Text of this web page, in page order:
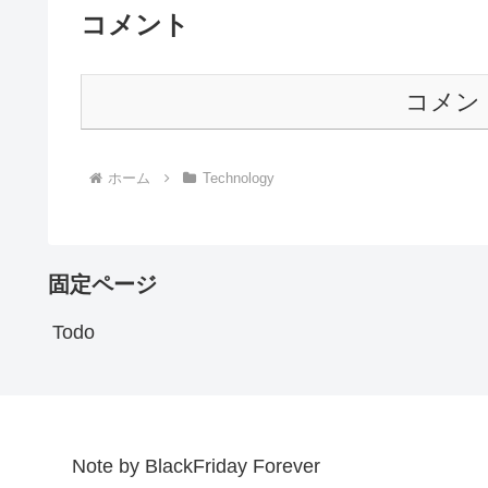
コメント
コメン
ホーム Technology
固定ページ
Todo
Note by BlackFriday Forever